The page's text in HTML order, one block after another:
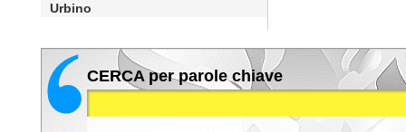
Urbino
CERCA per parole chiave